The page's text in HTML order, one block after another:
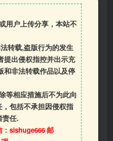
用户上传分享，本站不
转载,盗版行为的发生
提出侵权指控并出示充
和非法转载作品以及停
等相应措施后不为此向
包括不承担因侵权指
责任.
sishuge666 邮